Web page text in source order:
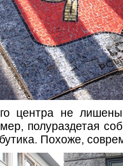
центра не
полураздетая
Похоже,